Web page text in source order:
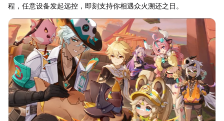
程，任意设备发起远控，即刻支持你相遇众火溯还之日。